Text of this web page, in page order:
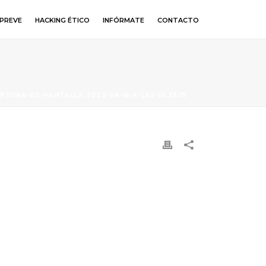
HACKING ÉTICO INFÓRMATE CONTACTO